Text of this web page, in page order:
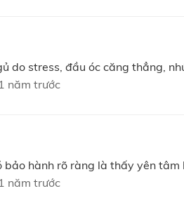
đáp ứng mọi nhu cầu
(Vitality Mode): Massage túi
(Soothing Mode): Massage túi
do stress, đầu óc căng thẳng,
1 năm trước
bảo hành rõ ràng là thấy yên tâm
1 năm trước